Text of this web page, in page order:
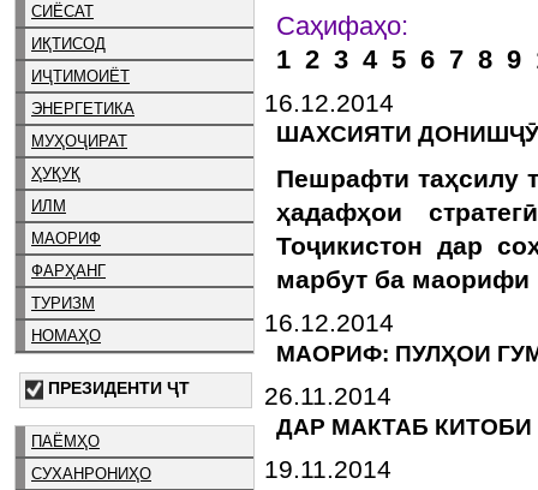
СИЁСАТ
ИҚТИСОД
ИҶТИМОИЁТ
ЭНЕРГЕТИКА
МУҲОҶИРАТ
ҲУҚУҚ
ИЛМ
МАОРИФ
ФАРҲАНГ
ТУРИЗМ
НОМАҲО
ПРЕЗИДЕНТИ ҶТ
ПАЁМҲО
СУХАНРОНИҲО
1 2 3 4 5 6 7 8 9
16.12.2014
ШАХСИЯТИ
Пешрафти таҳсилу
ҳадафҳои
Тоҷикистон дар
марбут ба маорифи
16.12.2014
МАОРИФ: ПУЛҲОИ
26.11.2014
ДАР МАКТАБ
19.11.2014